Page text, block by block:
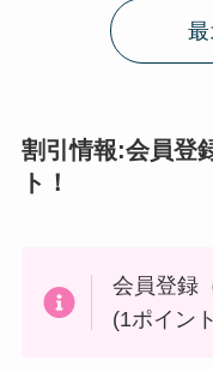
割引情報:会員登
ト！
会員登録
(1ポイン